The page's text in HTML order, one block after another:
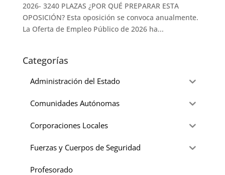
2026- 3240 PLAZAS ¿POR QUÉ PREPARAR ESTA
OPOSICIÓN? Esta oposición se convoca anualmente.
La Oferta de Empleo Público de 2026 ha...
Categorías
Administración del Estado
Comunidades Autónomas
Corporaciones Locales
Fuerzas y Cuerpos de Seguridad
Profesorado